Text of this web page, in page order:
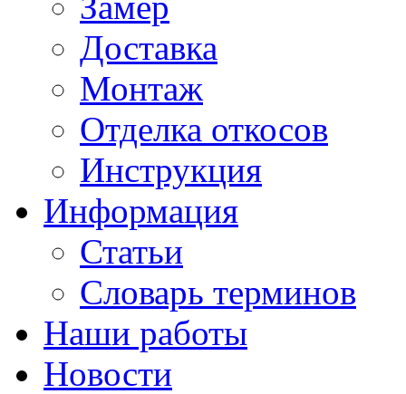
Доставка
Монтаж
Отделка откосов
Инструкция
Информация
Статьи
Словарь терминов
Наши работы
Новости